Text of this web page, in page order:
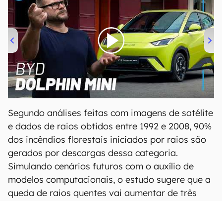
00:00/04:07
Segundo análises feitas com imagens de satélite
e dados de raios obtidos entre 1992 e 2008, 90%
dos incêndios florestais iniciados por raios são
gerados por descargas dessa categoria.
Simulando cenários futuros com o auxílio de
modelos computacionais, o estudo sugere que a
queda de raios quentes vai aumentar de três